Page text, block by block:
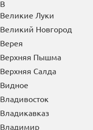
В
Великие Луки
Великий Новгород
Верея
Верхняя Пышма
Верхняя Салда
Видное
Владивосток
Владикавказ
Владимир